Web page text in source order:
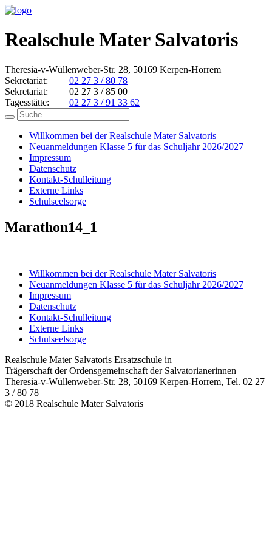
Realschule Mater Salvatoris
Theresia-v-Wüllenweber-Str. 28, 50169 Kerpen-Horrem
Sekretariat:
02 27 3 / 80 78
Sekretariat:
02 27 3 / 85 00
Tagesstätte:
02 27 3 / 91 33 62
Willkommen bei der Realschule Mater Salvatoris
Neuanmeldungen Klasse 5 für das Schuljahr 2026/2027
Impressum
Datenschutz
Kontakt-Schulleitung
Externe Links
Schulseelsorge
Marathon14_1
Willkommen bei der Realschule Mater Salvatoris
Neuanmeldungen Klasse 5 für das Schuljahr 2026/2027
Impressum
Datenschutz
Kontakt-Schulleitung
Externe Links
Schulseelsorge
Realschule Mater Salvatoris Ersatzschule in
Trägerschaft der Ordensgemeinschaft der Salvatorianerinnen
Theresia-v-Wüllenweber-Str. 28, 50169 Kerpen-Horrem, Tel. 02 27
3 / 80 78
© 2018 Realschule Mater Salvatoris